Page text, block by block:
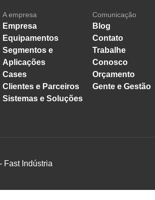
A empresa
Empresa
Equipamentos
Segmentos e
Aplicações
Cases
Clientes e Parceiros
Sistemas e Soluções
Comunicação
Blog
Contato
Trabalhe
Conosco
Orçamento
Gente e Gestão
- Fast Indústria